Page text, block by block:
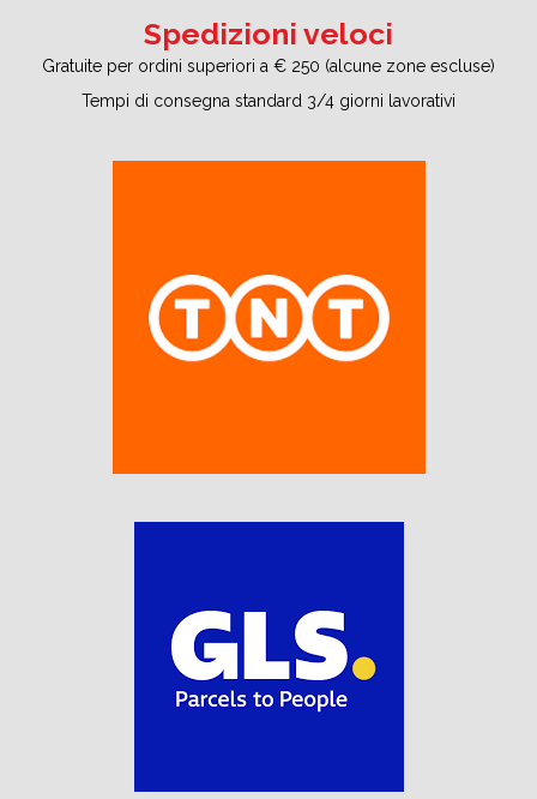
Spedizioni veloci
Gratuite per ordini superiori a € 250 (alcune zone escluse)
Tempi di consegna standard 3/4 giorni lavorativi